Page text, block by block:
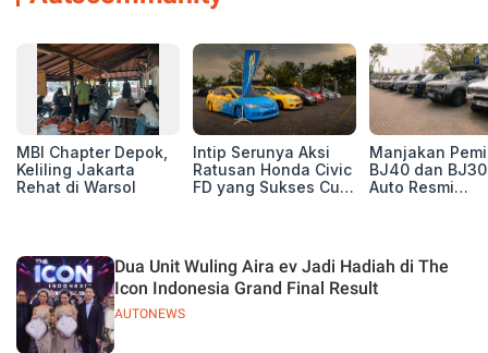
MBI Chapter Depok,
Keliling Jakarta
Rehat di Warsol
Intip Serunya Aksi
Ratusan Honda Civic
FD yang Sukses Curi
Manjakan
BJ40 dan
Auto Resmi
AUTONEWS
Dua Unit Wuling Aira ev Jadi Hadiah di The
Icon Indonesia Grand Final Result